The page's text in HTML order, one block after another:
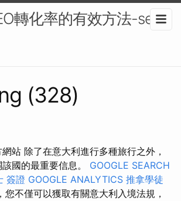
轉化率的有效方法-seo
(328)
站 除了在意大利進行多種旅行之外，
國的最重要信息。 GOOGLE SEARCH
簽證 GOOGLE ANALYTICS 推拿學徒
您不僅可以獲取有關意大利入境法規，